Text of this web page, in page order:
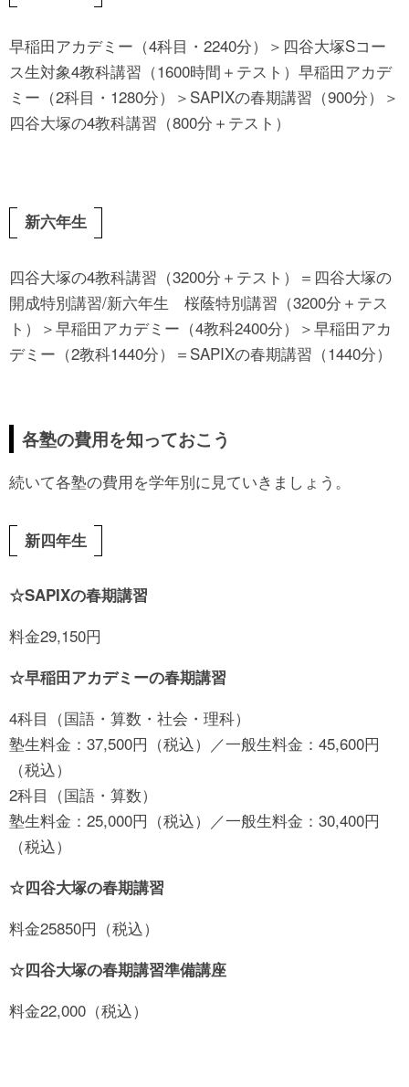
早稲田アカデミー（4科目・2240分）＞四谷大塚Sコー
ス生対象4教科講習（1600時間＋テスト）早稲田アカデ
ミー（2科目・1280分）＞SAPIXの春期講習（900分）＞
四谷大塚の4教科講習（800分＋テスト）
新六年生
四谷大塚の4教科講習（3200分＋テスト）＝四谷大塚の
開成特別講習/新六年生 桜蔭特別講習（3200分＋テス
ト）＞早稲田アカデミー（4教科2400分）＞早稲田アカ
デミー（2教科1440分）＝SAPIXの春期講習（1440分）
各塾の費用を知っておこう
続いて各塾の費用を学年別に見ていきましょう。
新四年生
☆SAPIXの春期講習
料金29,150円
☆早稲田アカデミーの春期講習
4科目（国語・算数・社会・理科）
塾生料金：37,500円（税込）／一般生料金：45,600円
（税込）
2科目（国語・算数）
塾生料金：25,000円（税込）／一般生料金：30,400円
（税込）
☆四谷大塚の春期講習
料金25850円（税込）
☆四谷大塚の春期講習準備講座
料金22,000（税込）